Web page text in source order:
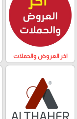
اخر العروض والحملات